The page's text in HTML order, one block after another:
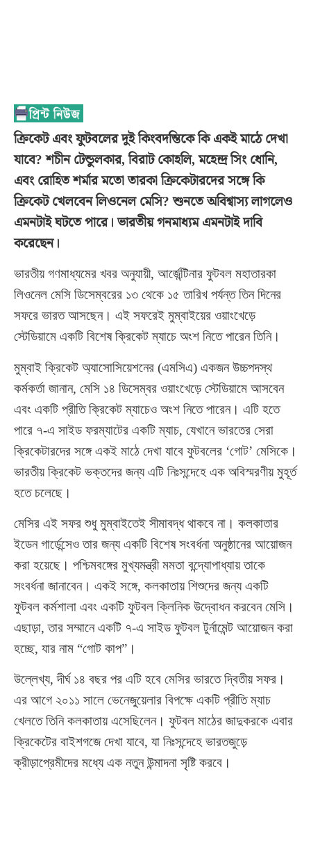
ক্রিকেট এবং ফুটবলের দুই কিংবদন্তিকে কি একই মাঠে দেখা
যাবে? শচীন টেন্ডুলকার, বিরাট কোহলি, মহেন্দ্র সিং ধোনি,
এবং রোহিত শর্মার মতো তারকা ক্রিকেটারদের সঙ্গে কি
ক্রিকেট খেলবেন লিওনেল মেসি? শুনতে অবিশ্বাস্য লাগলেও
এমনটাই ঘটতে পারে। ভারতীয় গনমাধ্যম এমনটাই দাবি
করেছেন।
ভারতীয় গণমাধ্যমের খবর অনুযায়ী, আর্জেন্টিনার ফুটবল মহাতারকা
লিওনেল মেসি ডিসেম্বরের ১৩ থেকে ১৫ তারিখ পর্যন্ত তিন দিনের
সফরে ভারত আসছেন। এই সফরেই মুম্বাইয়ের ওয়াংখেড়ে
স্টেডিয়ামে একটি বিশেষ ক্রিকেট ম্যাচে অংশ নিতে পারেন তিনি।
মুম্বাই ক্রিকেট অ্যাসোসিয়েশনের (এমসিএ) একজন উচ্চপদস্থ
কর্মকর্তা জানান, মেসি ১৪ ডিসেম্বর ওয়াংখেড়ে স্টেডিয়ামে আসবেন
এবং একটি প্রীতি ক্রিকেট ম্যাচেও অংশ নিতে পারেন। এটি হতে
পারে ৭-এ সাইড ফরম্যাটের একটি ম্যাচ, যেখানে ভারতের সেরা
ক্রিকেটারদের সঙ্গে একই মাঠে দেখা যাবে ফুটবলের ‘গোট’ মেসিকে।
ভারতীয় ক্রিকেট ভক্তদের জন্য এটি নিঃসন্দেহে এক অবিস্মরণীয় মুহূর্ত
হতে চলেছে।
মেসির এই সফর শুধু মুম্বাইতেই সীমাবদ্ধ থাকবে না। কলকাতার
ইডেন গার্ডেন্সেও তার জন্য একটি বিশেষ সংবর্ধনা অনুষ্ঠানের আয়োজন
করা হয়েছে। পশ্চিমবঙ্গের মুখ্যমন্ত্রী মমতা বন্দ্যোপাধ্যায় তাকে
সংবর্ধনা জানাবেন। একই সঙ্গে, কলকাতায় শিশুদের জন্য একটি
ফুটবল কর্মশালা এবং একটি ফুটবল ক্লিনিক উদ্বোধন করবেন মেসি।
এছাড়া, তার সম্মানে একটি ৭-এ সাইড ফুটবল টুর্নামেন্ট আয়োজন করা
হচ্ছে, যার নাম “গোট কাপ”।
উল্লেখ্য, দীর্ঘ ১৪ বছর পর এটি হবে মেসির ভারতে দ্বিতীয় সফর।
এর আগে ২০১১ সালে ভেনেজুয়েলার বিপক্ষে একটি প্রীতি ম্যাচ
খেলতে তিনি কলকাতায় এসেছিলেন। ফুটবল মাঠের জাদুকরকে এবার
ক্রিকেটের বাইশগজে দেখা যাবে, যা নিঃসন্দেহে ভারতজুড়ে
ক্রীড়াপ্রেমীদের মধ্যে এক নতুন উন্মাদনা সৃষ্টি করবে।